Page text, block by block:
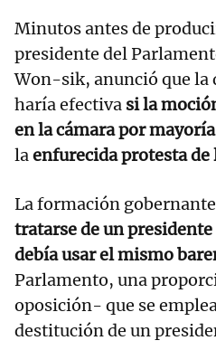
Minutos antes de
presidente del
Won-sik, anunció que la
haría efectiva si la
en la cámara por
laenfurecida protesta de
La formación
tratarse de un
debía usar el mismo
Parlamento, una
oposición- que se
destitución de un